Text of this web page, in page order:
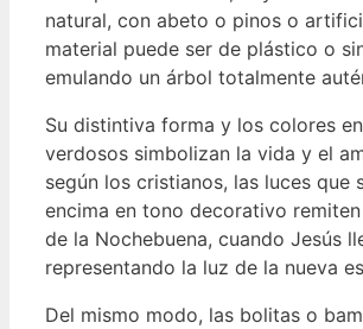
natural, con abeto o pinos o
material puede ser de plástico o
emulando un árbol totalmente
Su distintiva forma y los colores
verdosos simbolizan la vida y el
según los cristianos, las luces que
encima en tono decorativo
de la Nochebuena, cuando Jesús
representando la luz de la nueva
Del mismo modo, las bolitas o